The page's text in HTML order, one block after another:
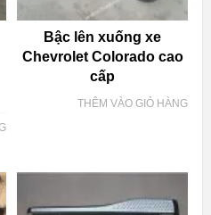
Bậc lên xuống xe
Chevrolet Colorado cao
cấp
THÊM VÀO GIỎ HÀNG